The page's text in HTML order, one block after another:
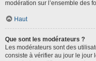
modération sur l’ensemble des
Haut
Que sont les modérateurs ?
Les modérateurs sont des
consiste à vérifier au jour le jour